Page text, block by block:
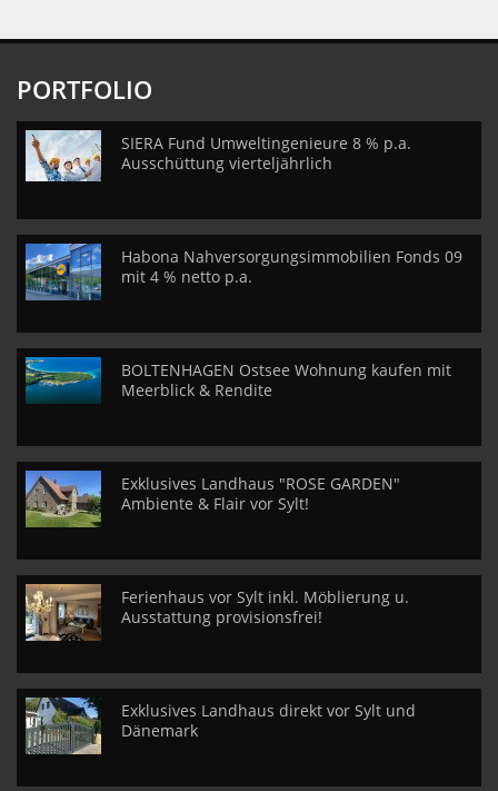
PORTFOLIO
SIERA Fund Umweltingenieure 8 % p.a.
Ausschüttung vierteljährlich
Habona Nahversorgungsimmobilien Fonds 09
mit 4 % netto p.a.
BOLTENHAGEN Ostsee Wohnung kaufen mit
Meerblick & Rendite
Exklusives Landhaus "ROSE GARDEN"
Ambiente & Flair vor Sylt!
Ferienhaus vor Sylt inkl. Möblierung u.
Ausstattung provisionsfrei!
Exklusives Landhaus direkt vor Sylt und
Dänemark